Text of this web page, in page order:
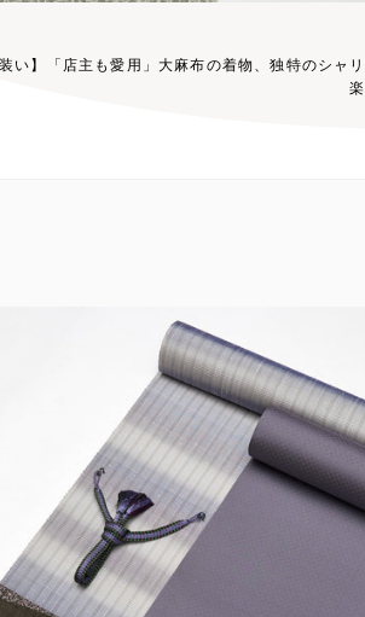
い】「店主も愛用」大麻布の着物、独特のシャ